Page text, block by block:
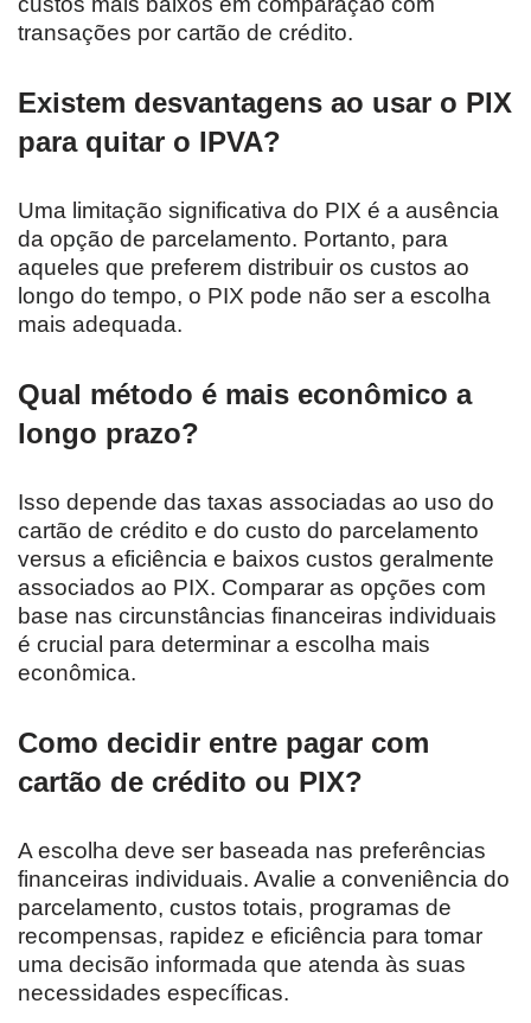
transações por cartão de crédito.
Existem desvantagens ao usar o PIX
para quitar o IPVA?
Uma limitação significativa do PIX é a ausência
da opção de parcelamento. Portanto, para
aqueles que preferem distribuir os custos ao
longo do tempo, o PIX pode não ser a escolha
mais adequada.
Qual método é mais econômico a
longo prazo?
Isso depende das taxas associadas ao uso do
cartão de crédito e do custo do parcelamento
versus a eficiência e baixos custos geralmente
associados ao PIX. Comparar as opções com
base nas circunstâncias financeiras individuais
é crucial para determinar a escolha mais
econômica.
Como decidir entre pagar com
cartão de crédito ou PIX?
A escolha deve ser baseada nas preferências
financeiras individuais. Avalie a conveniência do
parcelamento, custos totais, programas de
recompensas, rapidez e eficiência para tomar
uma decisão informada que atenda às suas
necessidades específicas.